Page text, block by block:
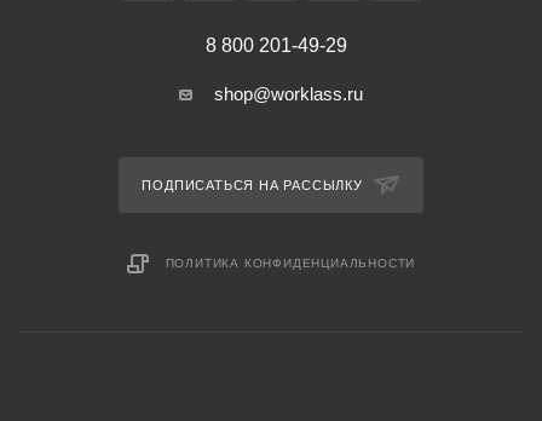
8 800 201-49-29
shop@worklass.ru
ПОДПИСАТЬСЯ НА РАССЫЛКУ
ПОЛИТИКА КОНФИДЕНЦИАЛЬНОСТИ